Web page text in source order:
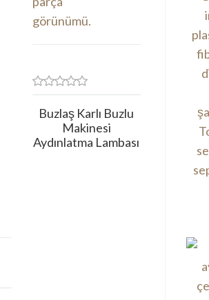
Buzlaş Karlı Buzlu
Makinesi
Aydınlatma Lambası